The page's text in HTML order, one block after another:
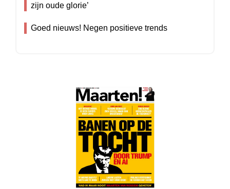
zijn oude glorie’
Goed nieuws! Negen positieve trends